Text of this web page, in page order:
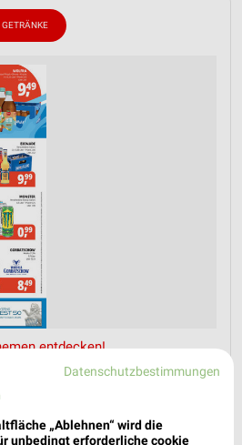
GETRÄNKE
entdecken!
PROSPEKTE
Datenschutzbestimmungen
„Ablehnen“ wird die
unbedingt erforderliche cookie